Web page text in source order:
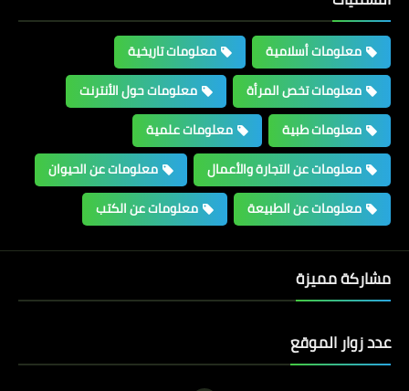
معلومات تاريخية
حكام عظماء غيروا مجرى التاريخ
لماذا اختفت هذه المدن القديمة من
معلومات أسلامية
معلومات تاريخية
معلومات تخص المرأة
معلومات حول الأنترنت
معلومات طبية
معلومات علمية
معلومات عن التجارة والأعمال
معلومات عن الحيوان
معلومات عن الطبيعة
معلومات عن الكتب
مشاركة مميزة
عدد زوار الموقع